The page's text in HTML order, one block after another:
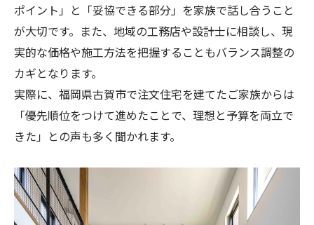
注文住宅の間取り選びで重視すべきポイン
ト
注文住宅で将来も見据えた間取り設計のコ
ツ
注文住宅で家族構成に合わせた間取りの工
夫
注文住宅で賢くコストダウンを実現する方法
注文住宅でコストダウンにつながる素材選
び
注文住宅の相見積もりがコスト削減に効く
ポイント」と「妥協できる部分」を家族で話し合うこと
が大切です。また、地域の工務店や設計士に相談し、現
実的な価格や施工方法を把握することもバランス調整の
カギとなります。
実際に、福岡県古賀市で注文住宅を建てたご家族からは
「優先順位をつけて進めたことで、理想と予算を両立で
きた」との声も多く聞かれます。